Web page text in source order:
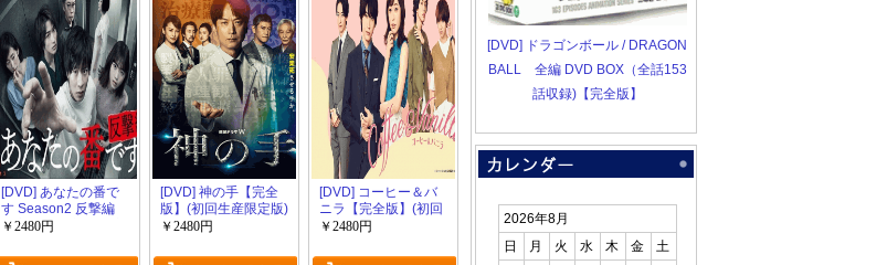
[DVD] あなたの番で
す Season2 反撃編
【完全版】(初回生産
￥2480円
[DVD] 神の手【完全
版】(初回生産限定版)
￥2480円
[DVD] コーヒー＆バ
ニラ【完全版】(初回
生産限定版)
￥2480円
[DVD] ドラゴンボール / DRAGON
BALL 全編 DVD BOX（全話153
話収録)【完全版】
2026年8月
日
月 火 水 木 金
土